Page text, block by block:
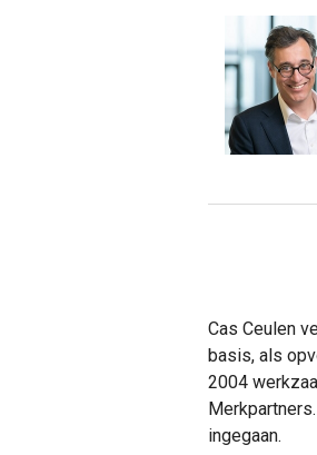
Cas Ceulen
basis, als
2004
ingegaan.